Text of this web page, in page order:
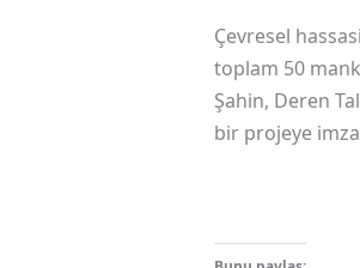
Çevresel
toplam 50
Şahin, Deren
bir projeye